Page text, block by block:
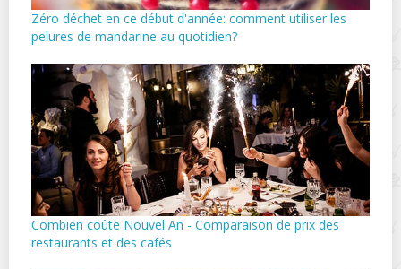
Zéro déchet en ce début d'année: comment utiliser les
pelures de mandarine au quotidien?
Combien coûte Nouvel An - Comparaison de prix des
restaurants et des cafés